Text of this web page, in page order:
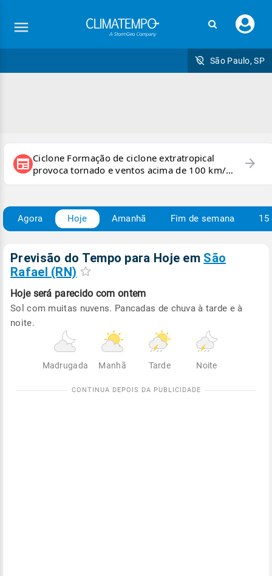
seu
São Paulo, SP
newspaper Ciclone Formação de ciclone extratropical
provoca tornado e ventos acima de 100 km/h
no RS
arrow_forward
Agora Hoje Amanhã Fim de semana 15
Previsão do Tempo para Hoje em São
Rafael (RN)
Hoje será parecido com ontem
Sol com muitas nuvens. Pancadas de chuva à tarde e à
noite.
Madrugada Manhã Tarde Noite